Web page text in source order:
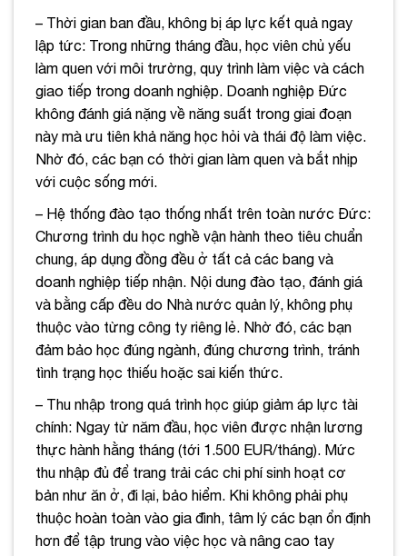
– Thời gian ban đầu, không bị áp lực kết quả ngay
lập tức: Trong những tháng đầu, học viên chủ yếu
làm quen với môi trường, quy trình làm việc và cách
giao tiếp trong doanh nghiệp. Doanh nghiệp Đức
không đánh giá nặng về năng suất trong giai đoạn
này mà ưu tiên khả năng học hỏi và thái độ làm việc.
Nhờ đó, các bạn có thời gian làm quen và bắt nhịp
với cuộc sống mới.
– Hệ thống đào tạo thống nhất trên toàn nước Đức:
Chương trình du học nghề vận hành theo tiêu chuẩn
chung, áp dụng đồng đều ở tất cả các bang và
doanh nghiệp tiếp nhận. Nội dung đào tạo, đánh giá
và bằng cấp đều do Nhà nước quản lý, không phụ
thuộc vào từng công ty riêng lẻ. Nhờ đó, các bạn
đảm bảo học đúng ngành, đúng chương trình, tránh
tình trạng học thiếu hoặc sai kiến thức.
– Thu nhập trong quá trình học giúp giảm áp lực tài
chính: Ngay từ năm đầu, học viên được nhận lương
thực hành hằng tháng (tới 1.500 EUR/tháng). Mức
thu nhập đủ để trang trải các chi phí sinh hoạt cơ
bản như ăn ở, đi lại, bảo hiểm. Khi không phải phụ
thuộc hoàn toàn vào gia đình, tâm lý các bạn ổn định
hơn để tập trung vào việc học và nâng cao tay